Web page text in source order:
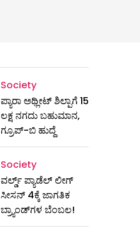
Society
ಪ್ಯಾರಾ ಅಥ್ಲೀಟ್ ಶಿಲ್ಪಾಗೆ 15
ಲಕ್ಷ ನಗದು ಬಹುಮಾನ,
ಗ್ರೂಪ್-ಬಿ ಹುದ್ದೆ
Society
ವರ್ಲ್ಡ್ ಪ್ಯಾಡೆಲ್ ಲೀಗ್
ಸೀಸನ್ 4ಕ್ಕೆ ಜಾಗತಿಕ
ಬ್ರ್ಯಾಂಡ್‌ಗಳ ಬೆಂಬಲ!